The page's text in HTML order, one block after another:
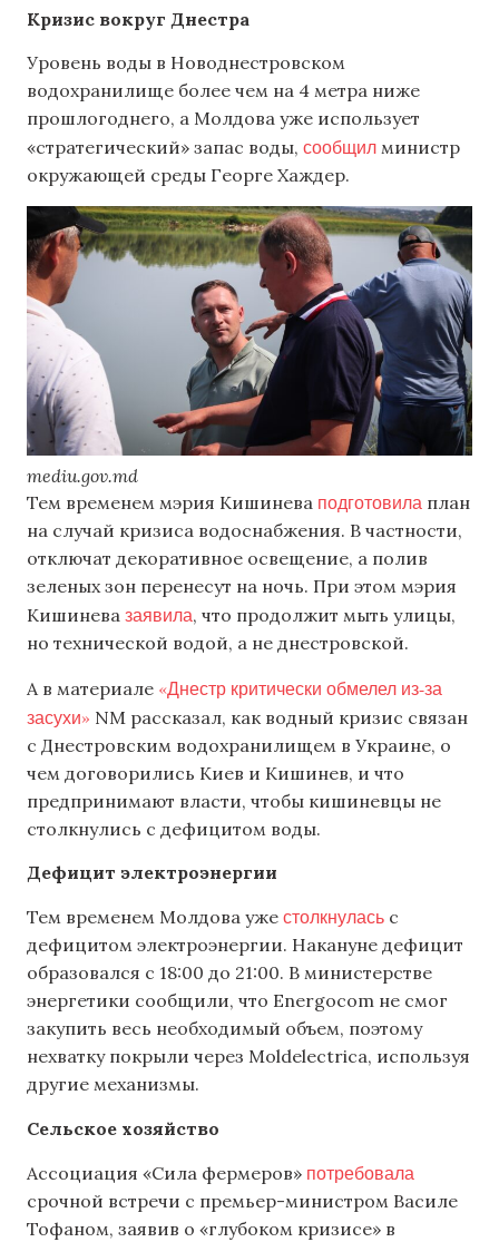
Кризис вокруг Днестра
Уровень воды в Новоднестровском
водохранилище более чем на 4 метра ниже
прошлогоднего, а Молдова уже использует
«стратегический» запас воды, сообщил министр
окружающей среды Георге Хаждер.
mediu.gov.md
Тем временем мэрия Кишинева подготовила план
на случай кризиса водоснабжения. В частности,
отключат декоративное освещение, а полив
зеленых зон перенесут на ночь. При этом мэрия
Кишинева заявила, что продолжит мыть улицы,
но технической водой, а не днестровской.
А в материале «Днестр критически обмелел из-за
засухи» NM рассказал, как водный кризис связан
с Днестровским водохранилищем в Украине, о
чем договорились Киев и Кишинев, и что
предпринимают власти, чтобы кишиневцы не
столкнулись с дефицитом воды.
Дефицит электроэнергии
Тем временем Молдова уже столкнулась с
дефицитом электроэнергии. Накануне дефицит
образовался с 18:00 до 21:00. В министерстве
энергетики сообщили, что Energocom не смог
закупить весь необходимый объем, поэтому
нехватку покрыли через Moldelectrica, используя
другие механизмы.
Сельское хозяйство
Ассоциация «Сила фермеров» потребовала
срочной встречи с премьер-министром Василе
Тофаном, заявив о «глубоком кризисе» в